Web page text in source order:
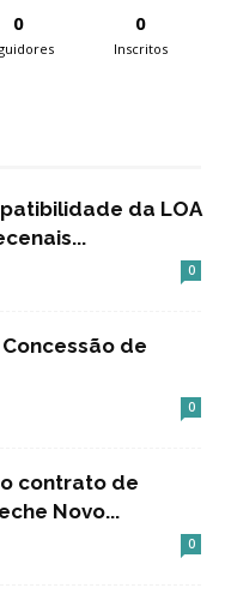
0 0
Inscritos
da LOA
0
de
0
contrato de
Novo...
0